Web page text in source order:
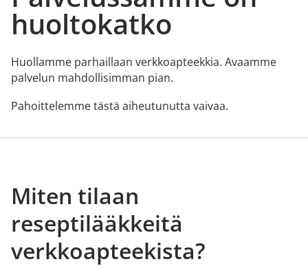
huoltokatko
Huollamme parhaillaan verkkoapteekkia. Avaamme
palvelun mahdollisimman pian.
Pahoittelemme tästä aiheutunutta vaivaa.
Miten tilaan
reseptilääkkeitä
verkkoapteekista?